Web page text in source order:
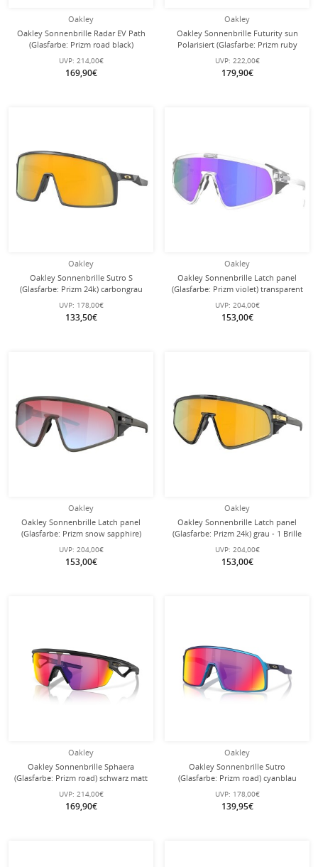
Oakley
Oakley Sonnenbrille Radar EV Path
(Glasfarbe: Prizm road black)
grau/ink - 1 Brille mit
Hartschalenetui
UVP: 214,00€
169,90€
Oakley
Oakley Sonnenbrille Futurity sun
Polarisiert (Glasfarbe: Prizm ruby
polarized) grau - 1 Brille
UVP: 222,00€
179,90€
Oakley
Oakley Sonnenbrille Sutro S
(Glasfarbe: Prizm 24k) carbongrau
matt - 1 Brille mit Hartschalenetui
UVP: 178,00€
133,50€
Oakley
Oakley Sonnenbrille Latch panel
(Glasfarbe: Prizm violet) transparent
matt - 1 Brille
UVP: 204,00€
153,00€
Oakley
Oakley Sonnenbrille Latch panel
(Glasfarbe: Prizm snow sapphire)
2025 rauchgrau matt - 1 Brille
UVP: 204,00€
153,00€
Oakley
Oakley Sonnenbrille Latch panel
(Glasfarbe: Prizm 24k) grau - 1 Brille
UVP: 204,00€
153,00€
Oakley
Oakley Sonnenbrille Sphaera
(Glasfarbe: Prizm road) schwarz matt
- 1 Brille mit Hartschalenetui
UVP: 214,00€
169,90€
Oakley
Oakley Sonnenbrille Sutro
(Glasfarbe: Prizm road) cyanblau
matt - 1 Brille mit Hartschalenetui
UVP: 178,00€
139,95€